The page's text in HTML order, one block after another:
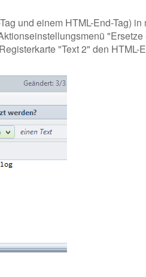
und einem HTML-End-Tag)
"Text 2" den HTML-